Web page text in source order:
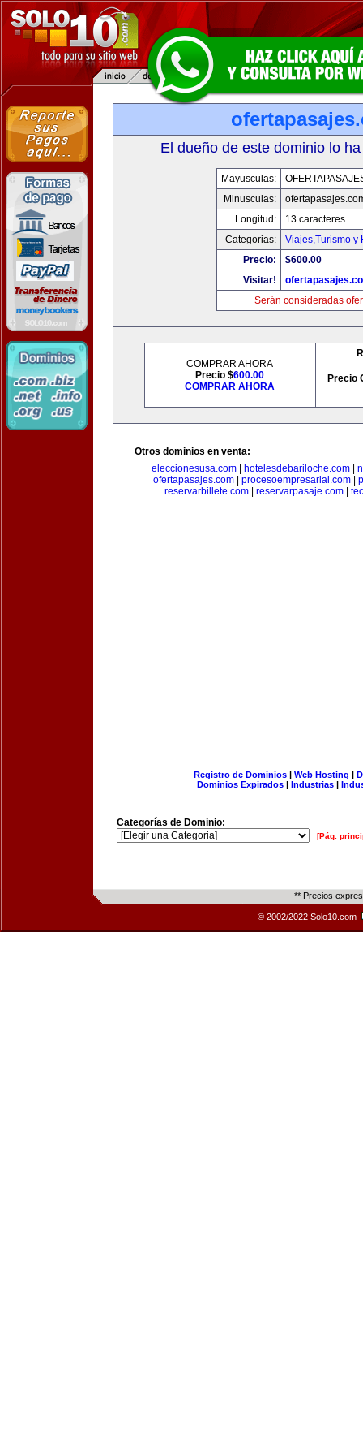
El dueño de este dominio lo
Mayusculas:
Minusculas:
Longitud:
13 caracteres
Categorias:
Viajes,Turismo y
Precio:
$600.00
Visitar!
Serán consideradas
COMPRAR AHORA
Precio $600.00
COMPRAR AHORA
Precio
Otros dominios en venta:
eleccionesusa.com| hotelesdebariloche.com|
ofertapasajes.com| procesoempresarial.com|
reservarbillete.com
reservarpasaje.com
Registro de Dominios| Web Hosting |
Dominios Expirados | Industrias |
Categorías de Dominio:
[Pág.
** Precios
© 2002/2022 Solo10.com